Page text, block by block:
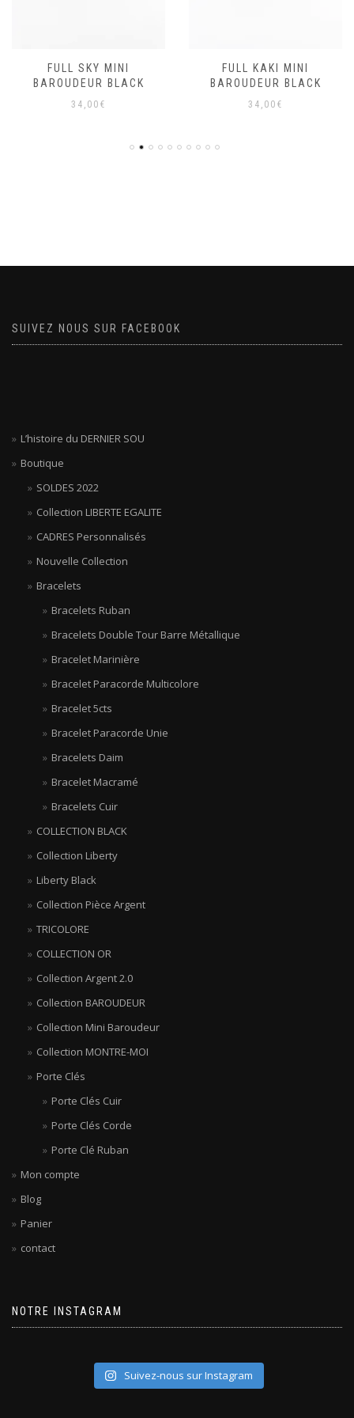
FULL SKY MINI
BAROUDEUR BLACK
34,00 €
FULL KAKI MINI
BAROUDEUR BLACK
34,00 €
SUIVEZ NOUS SUR FACEBOOK
L’histoire du DERNIER SOU
Boutique
SOLDES 2022
Collection LIBERTE EGALITE
CADRES Personnalisés
Nouvelle Collection
Bracelets
Bracelets Ruban
Bracelets Double Tour Barre Métallique
Bracelet Marinière
Bracelet Paracorde Multicolore
Bracelet 5cts
Bracelet Paracorde Unie
Bracelets Daim
Bracelet Macramé
Bracelets Cuir
COLLECTION BLACK
Collection Liberty
Liberty Black
Collection Pièce Argent
TRICOLORE
COLLECTION OR
Collection Argent 2.0
Collection BAROUDEUR
Collection Mini Baroudeur
Collection MONTRE-MOI
Porte Clés
Porte Clés Cuir
Porte Clés Corde
Porte Clé Ruban
Mon compte
Blog
Panier
contact
NOTRE INSTAGRAM
Suivez-nous sur Instagram